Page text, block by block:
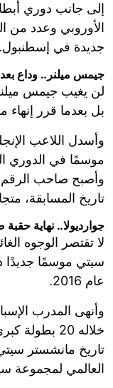
إلى جانب دوري
الأوروبي وعدد من
جديدة في إسطنبول.
جيمس ميلنر.. وداع بعد 658 مباراة
لن يغيب جيمس
بل بعدما قرر إنهاء
وأصبح صاحب الرقم
تاريخ المسابقة،
جوارديولا.. نهاية
لا تقتصر الوجوه
سيتي موسمًا جديدًا
عام 2016.
وأنهى المدرب
خلاله 20
تاريخ مانشستر
العالمي لمجموعة